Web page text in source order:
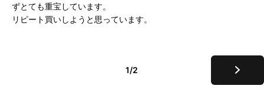
ずとても重宝しています。
リピート買いしようと思っています。
1/2